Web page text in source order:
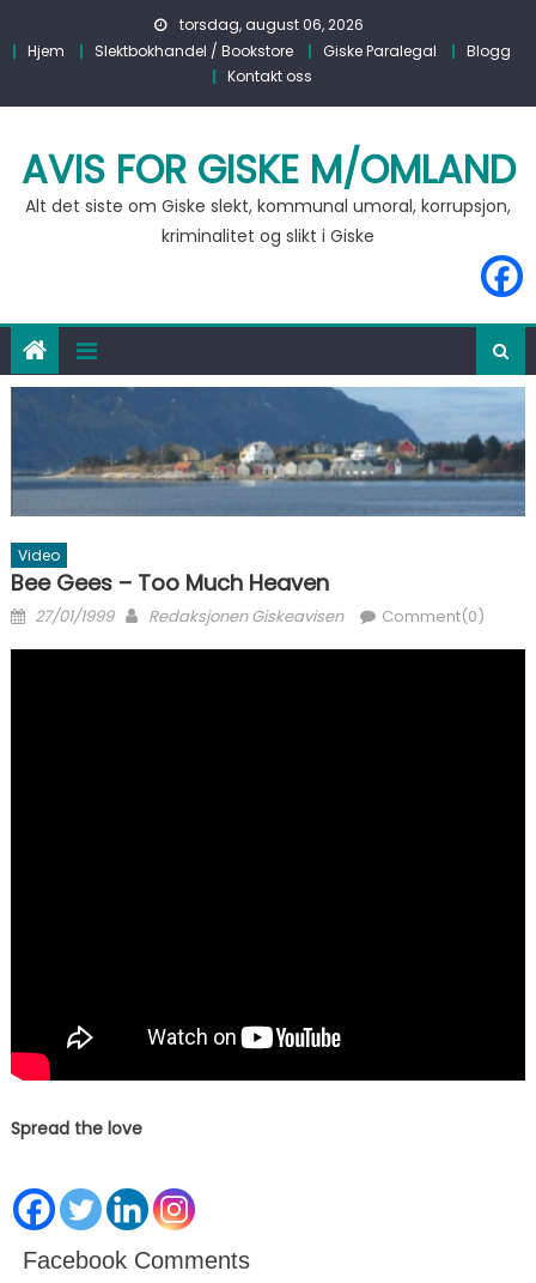
torsdag, august 06, 2026
Hjem
Slektbokhandel / Bookstore Giske Paralegal
Blogg
Kontakt oss
AVIS FOR GISKE M/OMLAND
Alt det siste om Giske slekt, kommunal umoral, korrupsjon,
kriminalitet og slikt i Giske
Video
Bee Gees – Too Much Heaven
Posted on
27/01/1999 Author
Redaksjonen Giskeavisen Comment(0)
Spread the love
Facebook Comments